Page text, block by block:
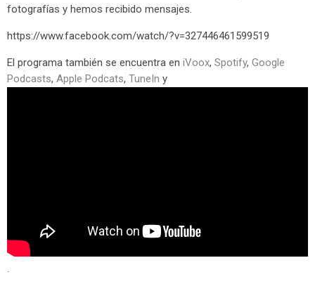
fotografías y hemos recibido mensajes.
https://www.facebook.com/watch/?v=327446461599519
El programa también se encuentra en iVoox, Spotify, Google
Podcasts, Apple Podcats, TuneIn y
.